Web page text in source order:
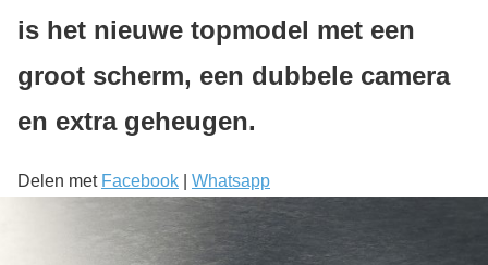
is het nieuwe topmodel met een
groot scherm, een dubbele camera
en extra geheugen.
Delen met Facebook Whatsapp